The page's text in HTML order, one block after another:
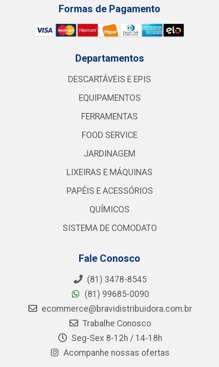
Formas de Pagamento
Departamentos
DESCARTÁVEIS E EPIS
EQUIPAMENTOS
FERRAMENTAS
FOOD SERVICE
JARDINAGEM
LIXEIRAS E MÁQUINAS
PAPÉIS E ACESSÓRIOS
QUÍMICOS
SISTEMA DE COMODATO
Fale Conosco
(81) 3478-8545
(81) 99685-0090
ecommerce@bravidistribuidora.com.br
Trabalhe Conosco
Seg-Sex 8-12h / 14-18h
Acompanhe nossas ofertas